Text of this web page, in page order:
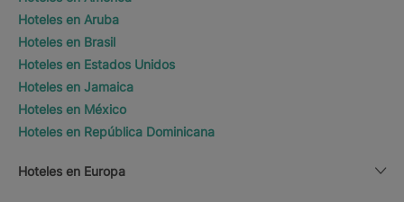
Hoteles en Aruba
Hoteles en Brasil
Hoteles en Estados Unidos
Hoteles en Jamaica
Hoteles en México
Hoteles en República Dominicana
Hoteles en Europa